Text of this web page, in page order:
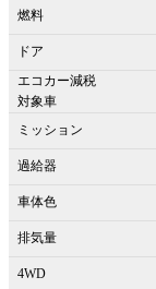
燃料
ドア
エコカー減税
対象車
ミッション
過給器
車体色
排気量
4WD